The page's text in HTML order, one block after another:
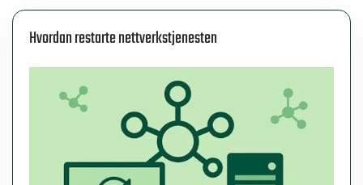
Hvordan restarte nettverkstjenesten